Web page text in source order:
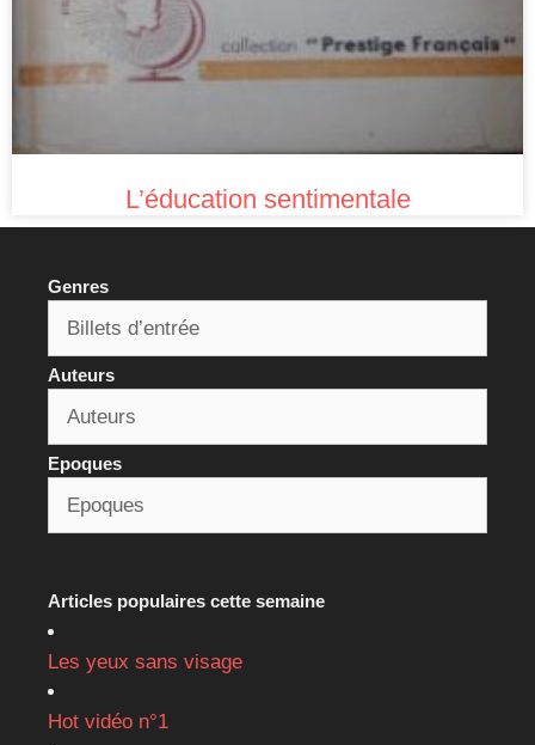
L’éducation sentimentale
Genres
Auteurs
Epoques
Articles populaires cette semaine
Les yeux sans visage
Hot vidéo n°1